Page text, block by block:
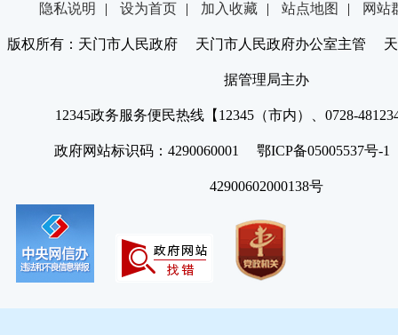
隐私说明 | 设为首页 | 加入收藏 | 站点地图 | 网站
版权所有：天门市人民政府 天门市人民政府办公室主管 天
据管理局主办
12345政务服务便民热线【12345（市内）、0728-
政府网站标识码：4290060001 鄂ICP备05005537号
42900602000138号